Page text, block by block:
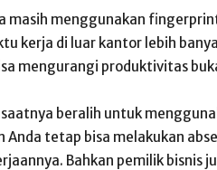
masih menggunakan
kerja di luar kantor lebih
mengurangi produktivitas
beralih untuk
Anda tetap bisa melakukan
Bahkan pemilik bisnis